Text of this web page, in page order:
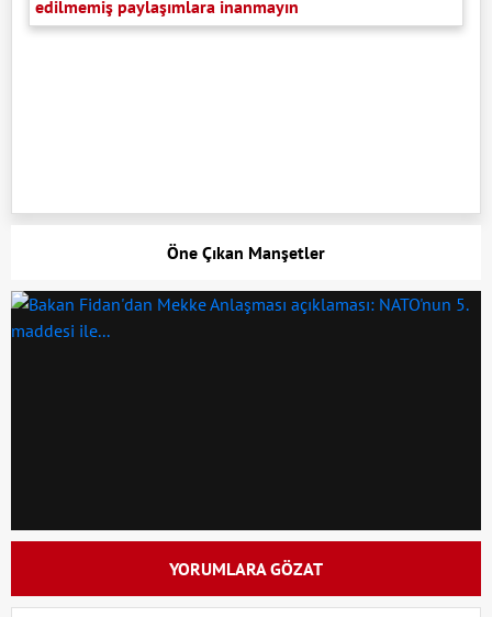
edilmemiş paylaşımlara inanmayın
Öne Çıkan Manşetler
YORUMLARA GÖZAT